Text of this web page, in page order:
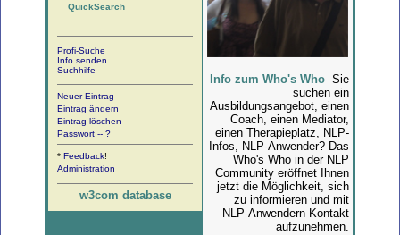
QuickSearch
Profi-Suche
Info senden
Suchhilfe
Neuer Eintrag
Eintrag ändern
Eintrag löschen
Passwort -- ?
* Feedback!
Administration
w3com database
Info zum Who's Who Sie
suchen ein
Ausbildungsangebot, einen
Coach, einen Mediator,
einen Therapieplatz, NLP-
Infos, NLP-Anwender? Das
Who's Who in der NLP
Community eröffnet Ihnen
jetzt die Möglichkeit, sich
zu informieren und mit
NLP-Anwendern Kontakt
aufzunehmen.